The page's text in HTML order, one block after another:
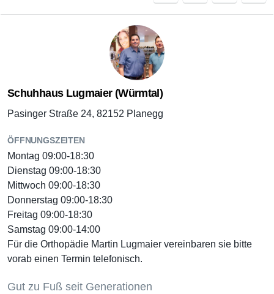
Schuhhaus Lugmaier (Würmtal)
Pasinger Straße 24, 82152 Planegg
ÖFFNUNGSZEITEN
Montag 09:00-18:30
Dienstag 09:00-18:30
Mittwoch 09:00-18:30
Donnerstag 09:00-18:30
Freitag 09:00-18:30
Samstag 09:00-14:00
Für die Orthopädie Martin Lugmaier vereinbaren sie bitte
vorab einen Termin telefonisch.
Gut zu Fuß seit Generationen